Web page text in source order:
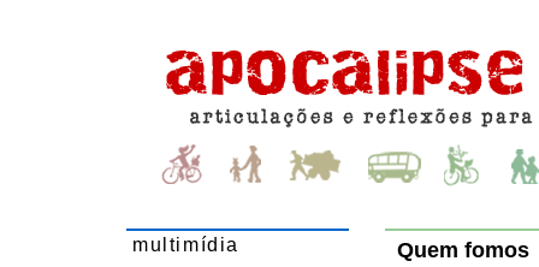
Quem fomos
multimídia